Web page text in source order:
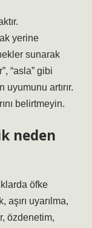
yerine
sunarak
“asla” gibi
artırır.
belirtmeyin.
neden
öfke
aşırı uyarılma,
özdenetim,